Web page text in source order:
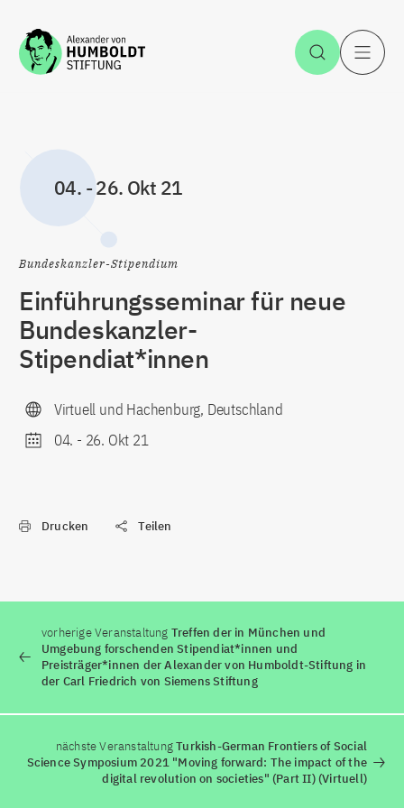
Zum Inhalt springen Suche
04. -26. Okt 21
Bundeskanzler-Stipendium
Einführungsseminar für neue
Bundeskanzler-
Stipendiat*innen
Virtuell und Hachenburg, Deutschland
04. - 26. Okt 21
Drucken Teilen
vorherige Veranstaltung Treffen der in München und
Umgebung forschenden Stipendiat*innen und
Preisträger*innen der Alexander von Humboldt-Stiftung in
der Carl Friedrich von Siemens Stiftung
nächste VeranstaltungTurkish-German Frontiers of Social
Science Symposium 2021 "Moving forward: The impact of the
digital revolution on societies" (Part II) (Virtuell)